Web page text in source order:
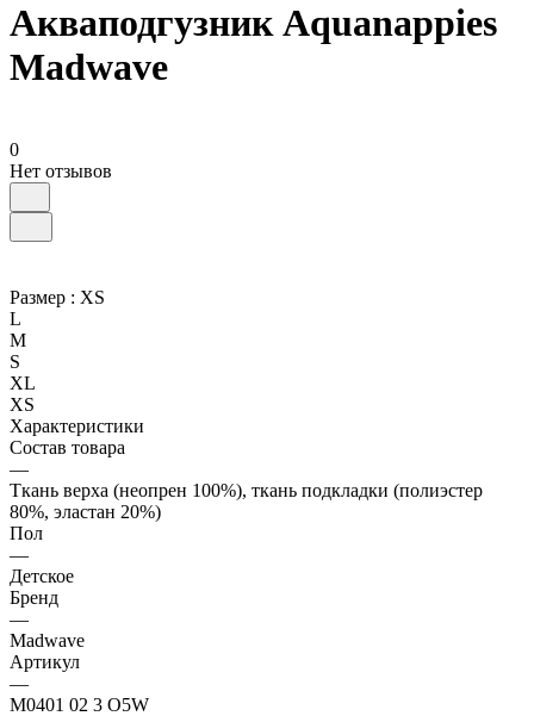
Акваподгузник Aquanappies
Madwave
0
Нет отзывов
Размер : XS
L
M
S
XL
XS
Характеристики
Состав товара
—
Ткань верха (неопрен 100%), ткань подкладки (полиэстер
80%, эластан 20%)
Пол
—
Детское
Бренд
—
Madwave
Артикул
—
M0401 02 3 O5W